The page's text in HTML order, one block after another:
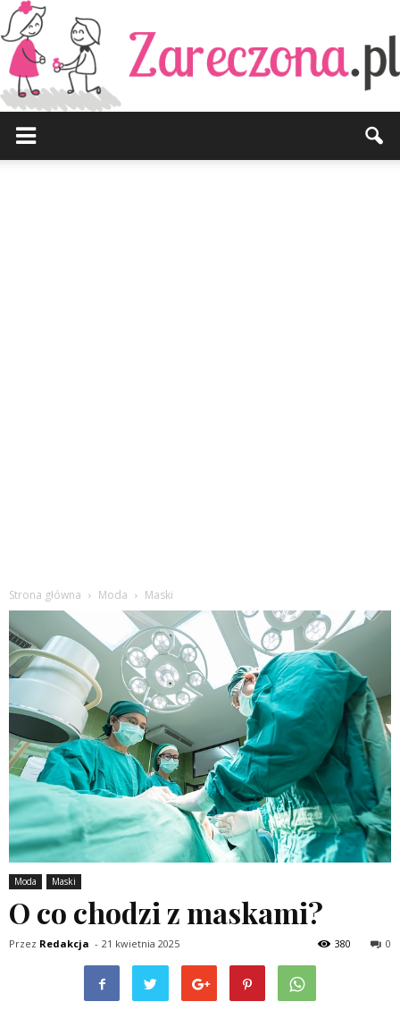
Strona główna Moda Maski
Moda Maski
O co chodzi z maskami?
Przez Redakcja - 21 kwietnia 2025 0
380